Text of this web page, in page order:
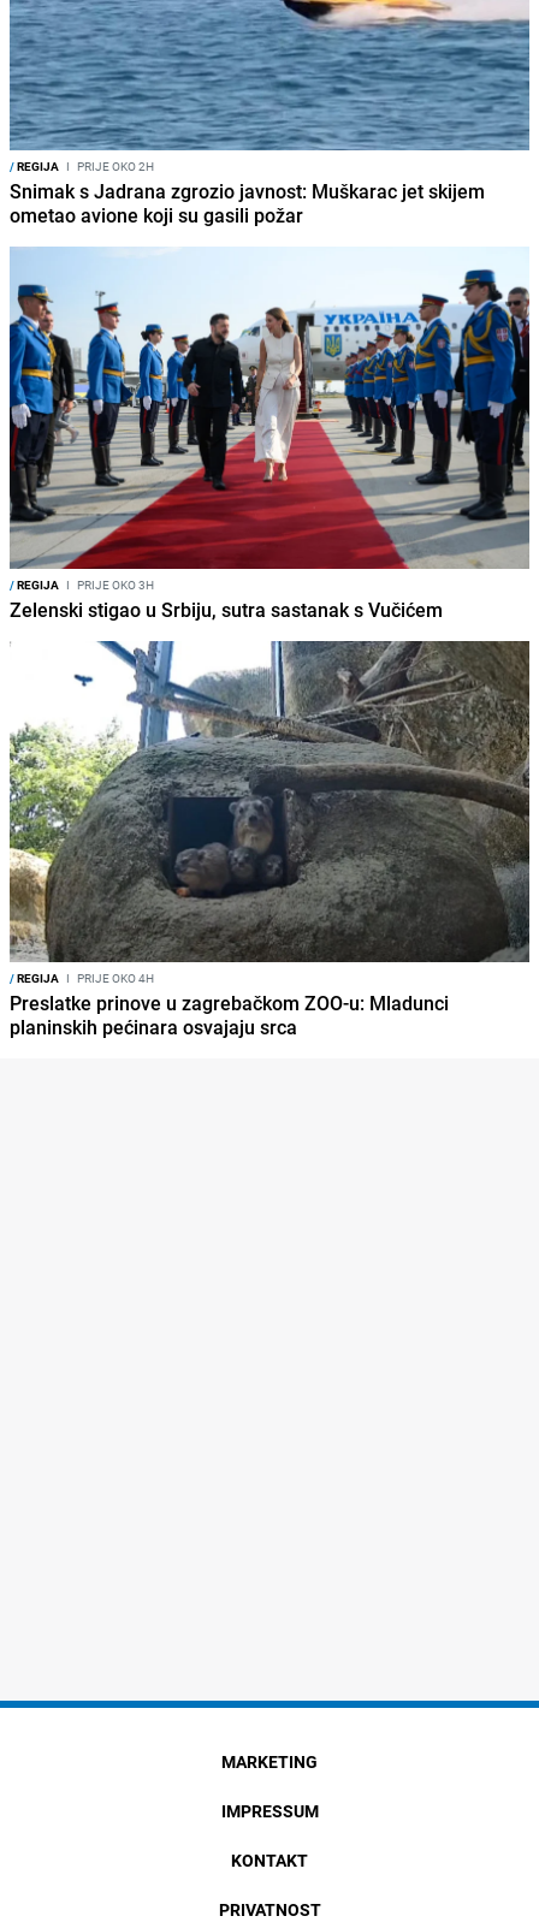
/REGIJA I PRIJE OKO 2H
Snimak s Jadrana zgrozio javnost: Muškarac jet skijem
ometao avione koji su gasili požar
/REGIJA I PRIJE OKO 3H
Zelenski stigao u Srbiju, sutra sastanak s Vučićem
/REGIJA I PRIJE OKO 4H
Preslatke prinove u zagrebačkom ZOO-u: Mladunci
planinskih pećinara osvajaju srca
MARKETING
IMPRESSUM
KONTAKT
PRIVATNOST